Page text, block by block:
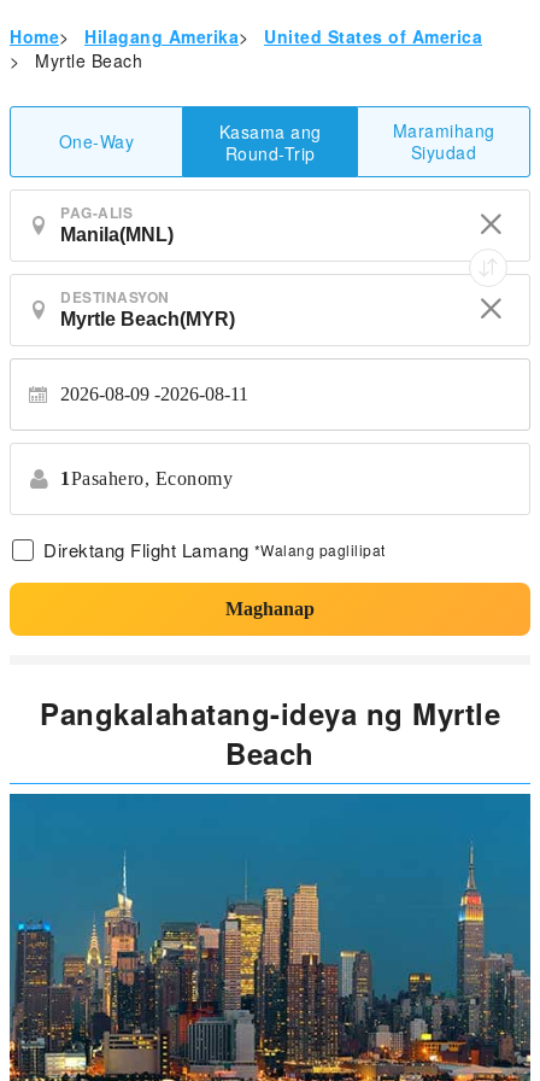
Home> Hilagang Amerika>
United States of America
>
Myrtle Beach
One-Way
Kasama ang
Round-Trip
Maramihang
Siyudad
PAG-ALIS
DESTINASYON
2026-08-09 2026-08-11
1Pasahero, Economy
Direktang Flight Lamang *Walang paglilipat
Maghanap
Pangkalahatang-ideya ng Myrtle
Beach